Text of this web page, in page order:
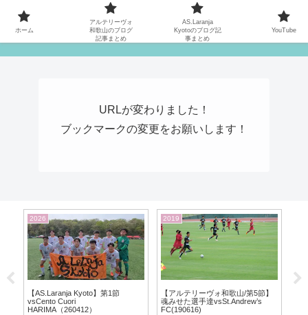
MATYの関西サッカーリーグ応援日記
URLが変わりました！
ブックマークの変更をお願いします！
2022
【アルテリーヴォ和歌山】地域
CL2022@徳島会場の3日間
2026
【AS.Laranja Kyoto】第2節vs
FC BASARA HYOGO（260418）
ホーム
アルテリーヴォ
和歌山のブログ
記事まとめ
AS.Laranja
Kyotoのブログ記
事まとめ
YouTube